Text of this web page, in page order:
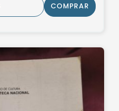
COMPRAR